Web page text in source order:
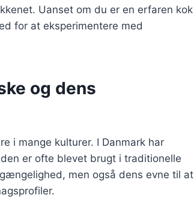
Uanset om du er en erfaren kok
for at eksperimentere med
og dens
i mange kulturer. I Danmark har
er ofte blevet brugt i traditionelle
men også dens evne til at